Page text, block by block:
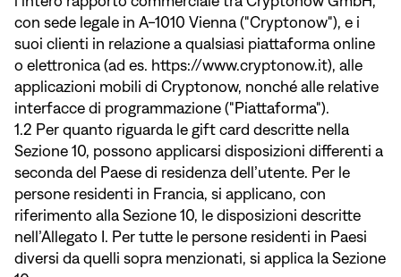
con sede legale in A-1010 Vienna ("Cryptonow"), e i
suoi clienti in relazione a qualsiasi piattaforma online
o elettronica (ad es. https://www.cryptonow.it), alle
applicazioni mobili di Cryptonow, nonché alle relative
interfacce di programmazione ("Piattaforma").
1.2 Per quanto riguarda le gift card descritte nella
Sezione 10, possono applicarsi disposizioni differenti a
seconda del Paese di residenza dell’utente. Per le
persone residenti in Francia, si applicano, con
riferimento alla Sezione 10, le disposizioni descritte
nell’Allegato I. Per tutte le persone residenti in Paesi
diversi da quelli sopra menzionati, si applica la Sezione